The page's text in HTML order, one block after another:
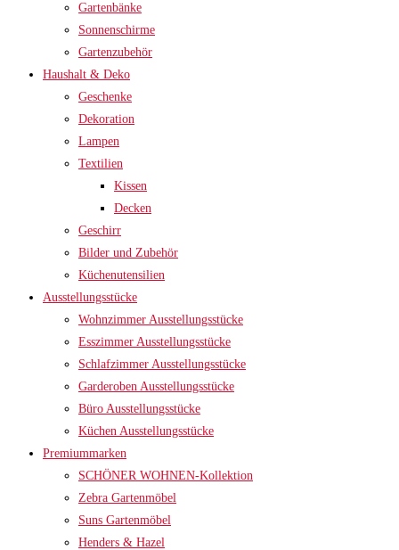
Gartenbänke
Sonnenschirme
Gartenzubehör
Haushalt & Deko
Geschenke
Dekoration
Lampen
Textilien
Kissen
Decken
Geschirr
Bilder und Zubehör
Küchenutensilien
Ausstellungsstücke
Wohnzimmer Ausstellungsstücke
Esszimmer Ausstellungsstücke
Schlafzimmer Ausstellungsstücke
Garderoben Ausstellungsstücke
Büro Ausstellungsstücke
Küchen Ausstellungsstücke
Premiummarken
SCHÖNER WOHNEN-Kollektion
Zebra Gartenmöbel
Suns Gartenmöbel
Henders & Hazel